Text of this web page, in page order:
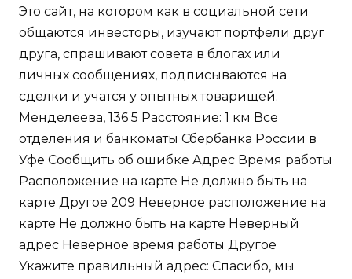
Это сайт, на котором как в социальной сети
общаются инвесторы, изучают портфели друг
друга, спрашивают совета в блогах или
личных сообщениях, подписываются на
сделки и учатся у опытных товарищей.
Менделеева, 136 5 Расстояние: 1 км Все
отделения и банкоматы Сбербанка России в
Уфе Сообщить об ошибке Адрес Время работы
Расположение на карте Не должно быть на
карте Другое 209 Неверное расположение на
карте Не должно быть на карте Неверный
адрес Неверное время работы Другое
Укажите правильный адрес: Спасибо, мы